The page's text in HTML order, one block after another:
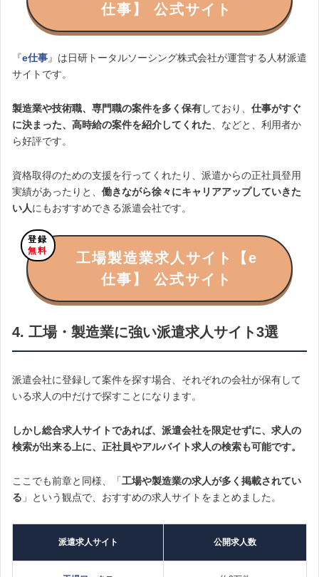
仕事】 公式サイト
『e仕事』は日研トータルソーシング株式会社が運営する人材派遣
サイトです。
製造業や技術職、専門職の案件を多く保有しており、 仕事がすぐ
に決まった、高時給の案件を紹介してくれた 、などと、利用者か
ら好評です。
資格取得のための支援を行ってくれたり、派遣からの正社員登用
実績があったりと、 働きながら徐々にキャリアアップしていきた
い人にもおすすめできる派遣会社です。
登録
無料
工場製造業求人サイト【e
仕事】 公式サイト
4. 工場・製造業に強い派遣求人サイト3選
派遣会社に登録して案件を探す場合、それぞれの会社が保有して
いる求人の中だけで探すことになります。
しかし総合求人サイトであれば、派遣会社を限定せずに、求人の
検索が出来る上に、正社員やアルバイト求人の検索も可能です。
ここでも前章と同様、「工場や製造業の求人が多く掲載されてい
る 」という観点で、おすすめの求人サイトをまとめました。
派遣求人サイト 公開求人数